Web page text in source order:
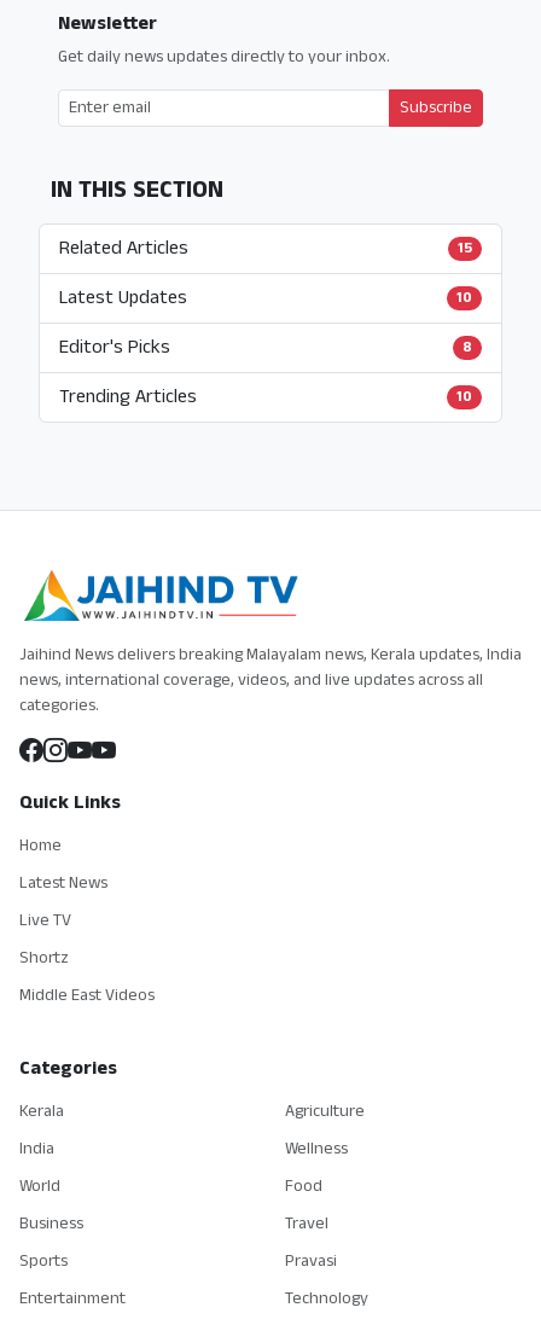
Newsletter
Get daily news updates directly to your inbox.
Subscribe
IN THIS SECTION
Related Articles 15
Latest Updates 10
Editor's Picks 8
Trending Articles 10
Jaihind News delivers breaking Malayalam news, Kerala updates, India
news, international coverage, videos, and live updates across all
categories.
Quick Links
Home
Latest News
Live TV
Shortz
Middle East Videos
Categories
Kerala
India
World
Business
Sports
Entertainment
Agriculture
Wellness
Food
Travel
Pravasi
Technology